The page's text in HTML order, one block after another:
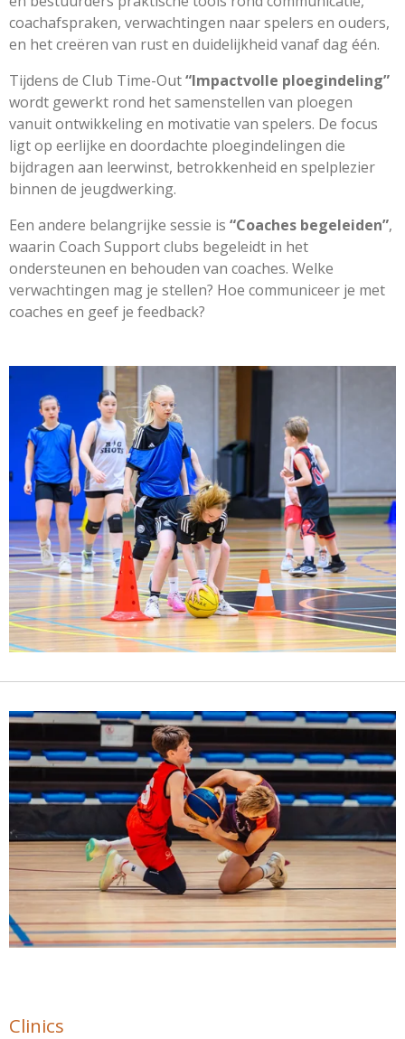
coachafspraken, verwachtingen naar spelers en ouders,
en het creëren van rust en duidelijkheid vanaf dag één.
Tijdens de Club Time-Out“Impactvolle ploegindeling”
wordt gewerkt rond het samenstellen van ploegen
vanuit ontwikkeling en motivatie van spelers. De focus
ligt op eerlijke en doordachte ploegindelingen die
bijdragen aan leerwinst, betrokkenheid en spelplezier
binnen de jeugdwerking.
Een andere belangrijke sessie is “Coaches begeleiden”,
waarin Coach Support clubs begeleidt in het
ondersteunen en behouden van coaches. Welke
verwachtingen mag je stellen? Hoe communiceer je met
coaches en geef je feedback?
Clinics